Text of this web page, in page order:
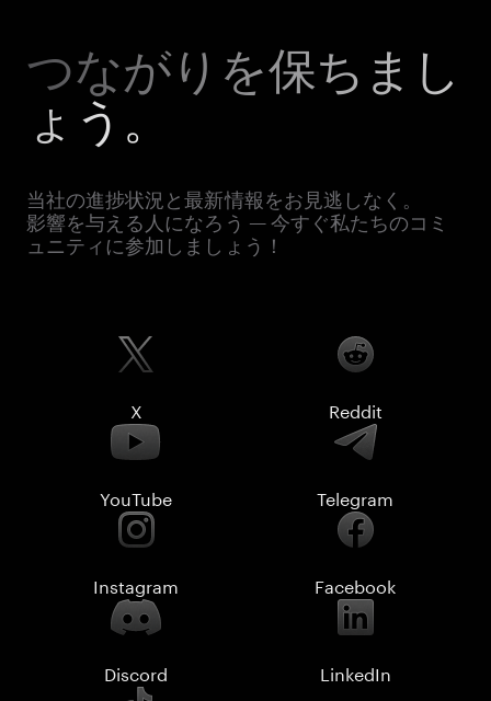
つながりを保ちまし
ょう。
当社の進捗状況と最新情報をお見逃しなく。
影響を与える人になろう — 今すぐ私たちのコミ
ュニティに参加しましょう！
X Reddit
YouTube Telegram
Instagram Facebook
Discord LinkedIn